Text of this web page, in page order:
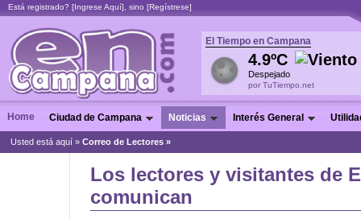
Está registrado? [Ingrese Aquí], sino [Regístrese]
El Tiempo en Campana
4.9ºC
Despejado
por TuTiempo.net
Home Ciudad de Campana Noticias Interés General
Usted está aquí » Correo de Lectores »
Los lectores y visitantes de
comunican